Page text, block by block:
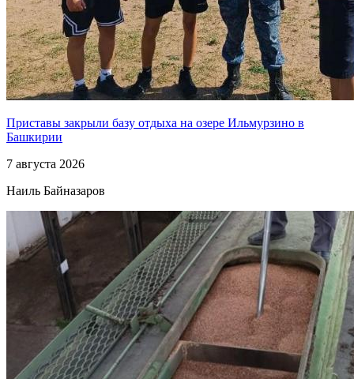
Приставы закрыли базу отдыха на озере Ильмурзино в
Башкирии
7 августа 2026
Наиль Байназаров